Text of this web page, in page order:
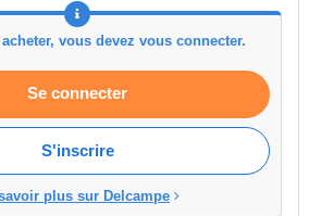
vous devez vous connecter.
Se connecter
S'inscrire
plus sur Delcampe